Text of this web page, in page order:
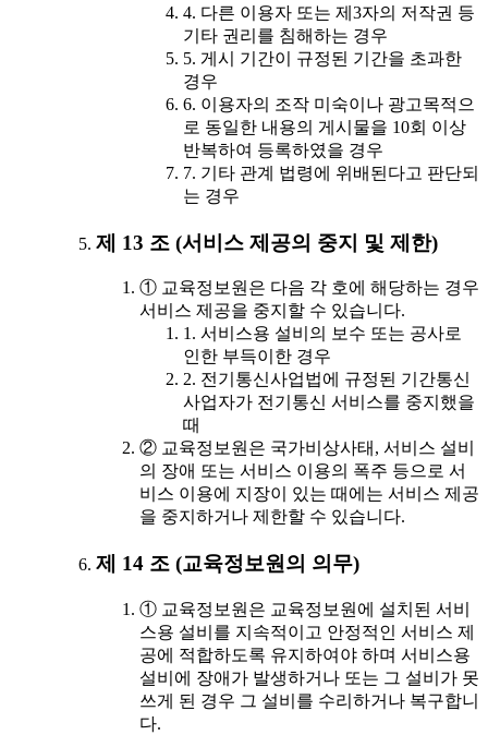
4. 다른 이용자 또는 제3자의 저작권 등
기타 권리를 침해하는 경우
5. 게시 기간이 규정된 기간을 초과한
경우
6. 이용자의 조작 미숙이나 광고목적으
로 동일한 내용의 게시물을 10회 이상
반복하여 등록하였을 경우
7. 기타 관계 법령에 위배된다고 판단되
는 경우
제 13 조 (서비스 제공의 중지 및 제한)
① 교육정보원은 다음 각 호에 해당하는 경우
서비스 제공을 중지할 수 있습니다.
1. 서비스용 설비의 보수 또는 공사로
인한 부득이한 경우
2. 전기통신사업법에 규정된 기간통신
사업자가 전기통신 서비스를 중지했을
때
② 교육정보원은 국가비상사태, 서비스 설비
의 장애 또는 서비스 이용의 폭주 등으로 서
비스 이용에 지장이 있는 때에는 서비스 제공
을 중지하거나 제한할 수 있습니다.
제 14 조 (교육정보원의 의무)
① 교육정보원은 교육정보원에 설치된 서비
스용 설비를 지속적이고 안정적인 서비스 제
공에 적합하도록 유지하여야 하며 서비스용
설비에 장애가 발생하거나 또는 그 설비가 못
쓰게 된 경우 그 설비를 수리하거나 복구합니
다.